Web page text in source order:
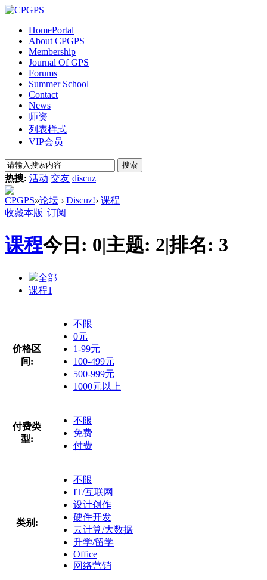
HomePortal
About CPGPS
Membership
Journal Of GPS
Forums
Summer School
Contact
News
师资
列表样式
VIP会员
搜索
热搜: 活动 交友 discuz
CPGPS»论坛 › Discuz!› 课程
收藏本版 |订阅
课程今日: 0|主题: 2|排名: 3
全部
课程1
价格区
间:
不限
0元
1-99元
100-499元
500-999元
1000元以上
付费类
型:
不限
免费
付费
类别:
不限
IT/互联网
设计创作
硬件开发
云计算/大数据
升学/留学
Office
网络营销